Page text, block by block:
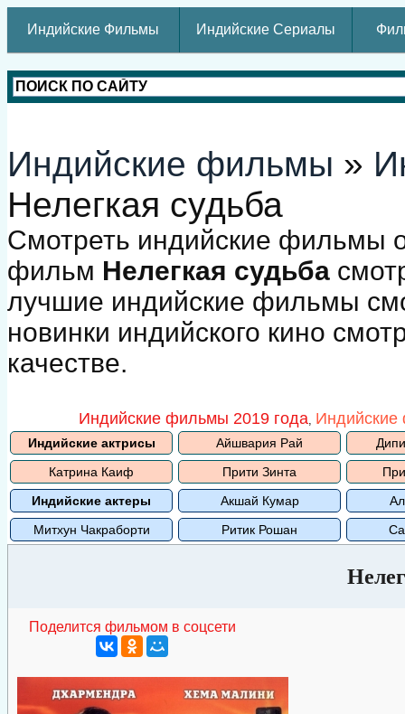
Индийские Фильмы Индийские Сериалы
Индийские фильмы »
Нелегкая судьба
Смотреть индийские фильмы
фильм Нелегкая судьба
лучшие индийские фильмы
новинки индийского кино
качестве.
Индийские фильмы 2019 года,
Индийские актрисы Айшвария Рай
Катрина Каиф
Прити Зинта
Индийские актеры
Акшай Кумар
Митхун Чакраборти
Ритик Рошан
Поделится фильмом в соцсети